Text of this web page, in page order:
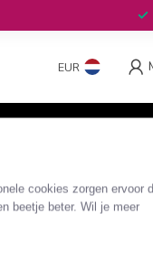
cookies zorgen ervoor
beetje beter. Wil je meer
EUR
-